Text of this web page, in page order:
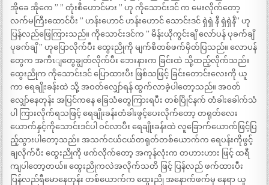
အိုခေ အိုကေ ” ” တုံးစီဟောင်မား ” ဟု ကိုသောင်းဒင် က မေးလိုက်တော့
လက်မကြီးထောင်ပီး ” ဟန်းဟောင် ဟန်းဟောင် သောင်းဒင် ရှဲရှဲ နီ ရှဲရှဲနီ” ဟု
ပြန်လည်ဖြေကြားသည်။ ကိုသောင်းဒင်က ” မိန်းယိုကွင်းချိ လော်ပန် ပုခက်ချိ
ပုခက်ချိ ” ဟုပြောလိုက်ပီး ထွေးညိုကို မျက်စိတစ်ဖက်မှိတ်ပြသည်။ လောပန်
တွေက အကီၤျတွေချွတ်လိုက်ပီး ဘေးနားက ခြင်းထဲ သို့ထည့်လိုက်သည်။
ထွေးညိုက ကိုသောင်းဒင် ပြောထားပီး ဖြစ်သဖြင့် ခြင်းတောင်းလေးကို ယူ
ကာ ရေချိုးခန်းထဲ သို့ အဝတ်လျှော်ရန် ထွက်လာခဲ့ပါတော့သည်။ အဝတ်
လျှော်နေတုန်း အပြင်ကနေ ခြေသံတွေကြားရပီး တစ်ပြိုင်နက် တံခါးခေါက်သံ
ပါ ကြားလိုက်ရသဖြင့် ရေချိုးခန်းတံခါးဖွင့်ပေးလိုက်တော့ တရုတ်လေး
ယောက်နှင့်ကိုသောင်းဒင်ပါ ဝင်လာပီး ရေချိုးခန်းထဲ လူခြောက်ယောက်ဖြင့်ပြ
ည့်သွားပါတော့သည်။ အသက်ငယ်ငယ်တရုတ်တစ်ယောက်က ရေပန်းကိုဖွင့်
ချလိုက်ပီး ထွေးညိုကို ဖက်လိုက်တော့ အကုန်လုံးက တဟားဟား ဖြင့် ထရီ
ကျပါတော့တယ်။ ထွေးညိုကလဲအလိုက်သတိ ဖြင့် ပြန်လည် ဖက်ထားပီး
ပြန်လည်ရီမောနေတုန်း တစ်ယောက်က ထွေးညို အနောက်ဖက်မှ နေရာ ယူ